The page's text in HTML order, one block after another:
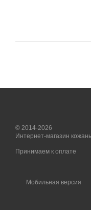
© 2014-2026
Интернет-магазин
Принимаем к оплате
Мобильная версия